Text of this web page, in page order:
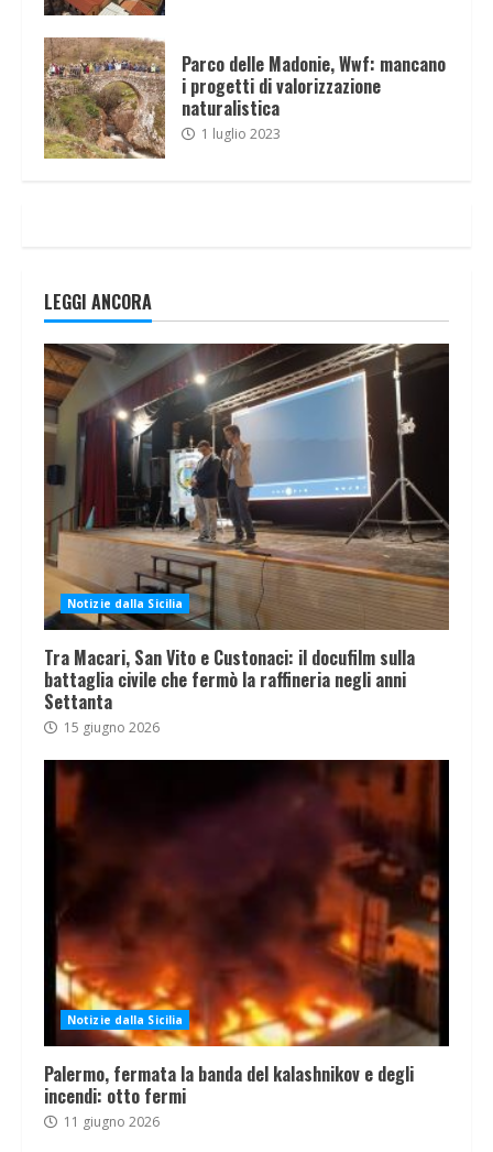
Parco delle Madonie, Wwf: mancano
i progetti di valorizzazione
naturalistica
1 luglio 2023
LEGGI ANCORA
Notizie dalla Sicilia
Tra Macari, San Vito e Custonaci: il docufilm sulla
battaglia civile che fermò la raffineria negli anni
Settanta
15 giugno 2026
Notizie dalla Sicilia
Palermo, fermata la banda del kalashnikov e degli
incendi: otto fermi
11 giugno 2026